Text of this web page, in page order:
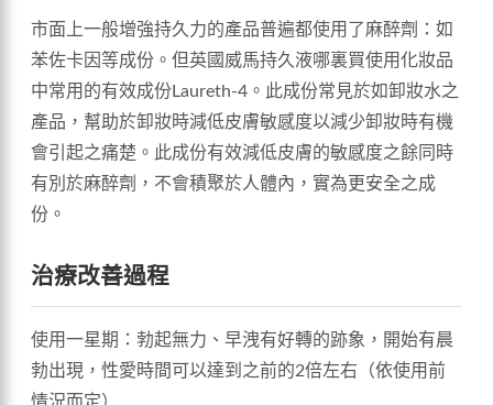
市面上一般增強持久力的產品普遍都使用了麻醉劑：如
苯佐卡因等成份。但英國威馬持久液哪裏買使用化妝品
中常用的有效成份Laureth-4。此成份常見於如卸妝水之
產品，幫助於卸妝時減低皮膚敏感度以減少卸妝時有機
會引起之痛楚。此成份有效減低皮膚的敏感度之餘同時
有別於麻醉劑，不會積聚於人體內，實為更安全之成
份。
治療改善過程
使用一星期：勃起無力、早洩有好轉的跡象，開始有晨
勃出現，性愛時間可以達到之前的2倍左右（依使用前
情況而定）